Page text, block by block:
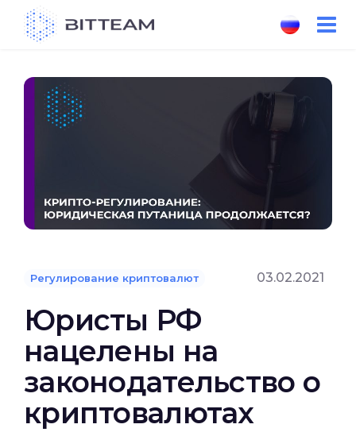
content
Регулирование криптовалют 03.02.2021
Юристы РФ
нацелены на
законодательство о
криптовалютах